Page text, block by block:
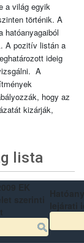
a világ egyik
történik. A
hatóanyagaiból
A pozitív listán a
ideig
A
hogy az
kizárják,
lista